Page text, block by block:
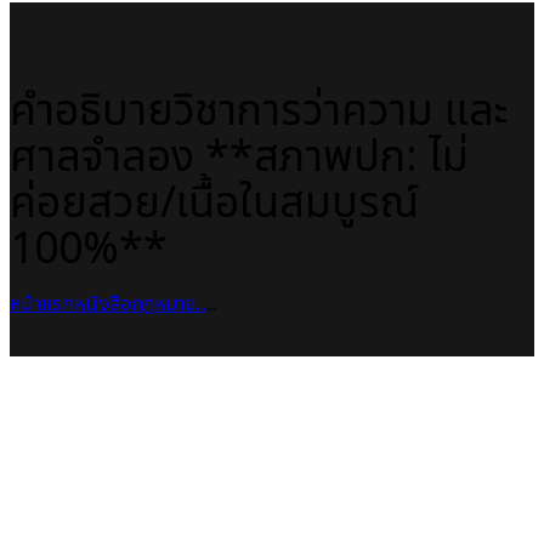
หน้าแรกหนังสือกฎหมาย...